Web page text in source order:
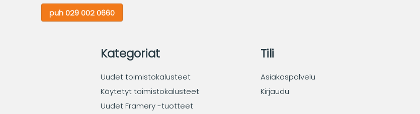
puh 029 002 0660
Kategoriat
Uudet toimistokalusteet
Käytetyt toimistokalusteet
Uudet Framery -tuotteet
Tili
Asiakaspalvelu
Kirjaudu